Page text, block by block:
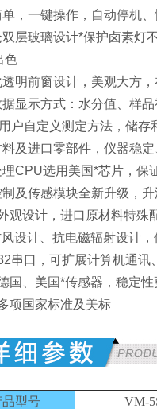
单，一键操作，自动停机
层玻璃设计*保护卤素灯
色
明前窗设计，美观大方
据显示方式：水分值、样
户自定义测定方法，储存
及进口零部件，仪器稳
CPU选用美国*芯片，保
及传感模块全新升级，
观设计，进口原材料特殊
设计、抗电磁辐射设计
串口，可扩展计算机通
国、美国*传感器，稳定
项国家标准及美标
品型号 VM-